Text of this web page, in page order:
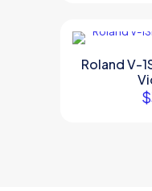
Roland V-
$